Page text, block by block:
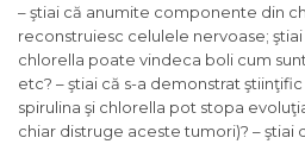
– ştiai că anumite componente din
reconstruiesc celulele nervoase; ştiai
chlorella poate vindeca boli cum
etc? – ştiai că s-a demonstrat
spirulina şi chlorella pot stopa
chiar distruge aceste tumori)? – ştiai